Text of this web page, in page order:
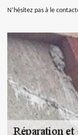
N’hésitez pas à le